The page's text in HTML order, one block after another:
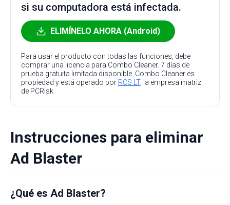
si su computadora está infectada.
ELIMÍNELO AHORA (Android)
Para usar el producto con todas las funciones, debe
comprar una licencia para Combo Cleaner. 7 días de
prueba gratuita limitada disponible. Combo Cleaner es
propiedad y está operado por RCS LT, la empresa matriz
de PCRisk.
Instrucciones para eliminar
Ad Blaster
¿Qué es Ad Blaster?